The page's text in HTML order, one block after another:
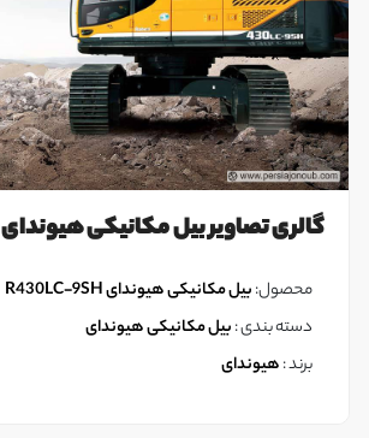
گالری تصاویر بیل مکانیکی هیوندای 430SL
محصول:بیل مکانیکی هیوندای R430LC-9SH
دسته بندی :بیل مکانیکی هیوندای
برند :هیوندای